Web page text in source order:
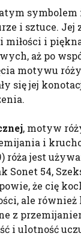
i sztuce. Jej
i
aż po
motywu
się jej
, motyw
i
róża jest
Sonet 54,
że cię
ale
z
i ulotność